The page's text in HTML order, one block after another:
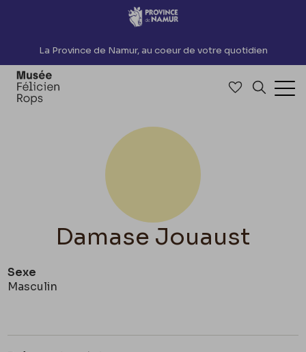
Accèder directement au contenu
La Province de Namur, au coeur de votre quotidien
Accéder à
Damase Jouaust
Sexe
Masculin